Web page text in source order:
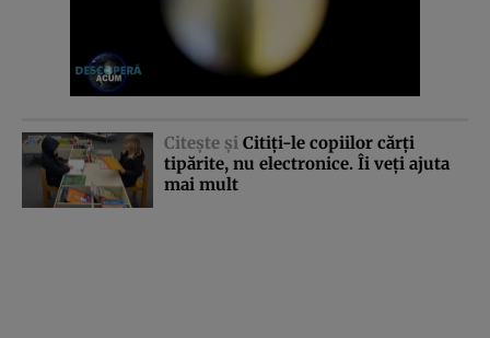
Citeşte şi Citiţi-le copiilor cărţi
tipărite, nu electronice. Îi veţi ajuta
mai mult